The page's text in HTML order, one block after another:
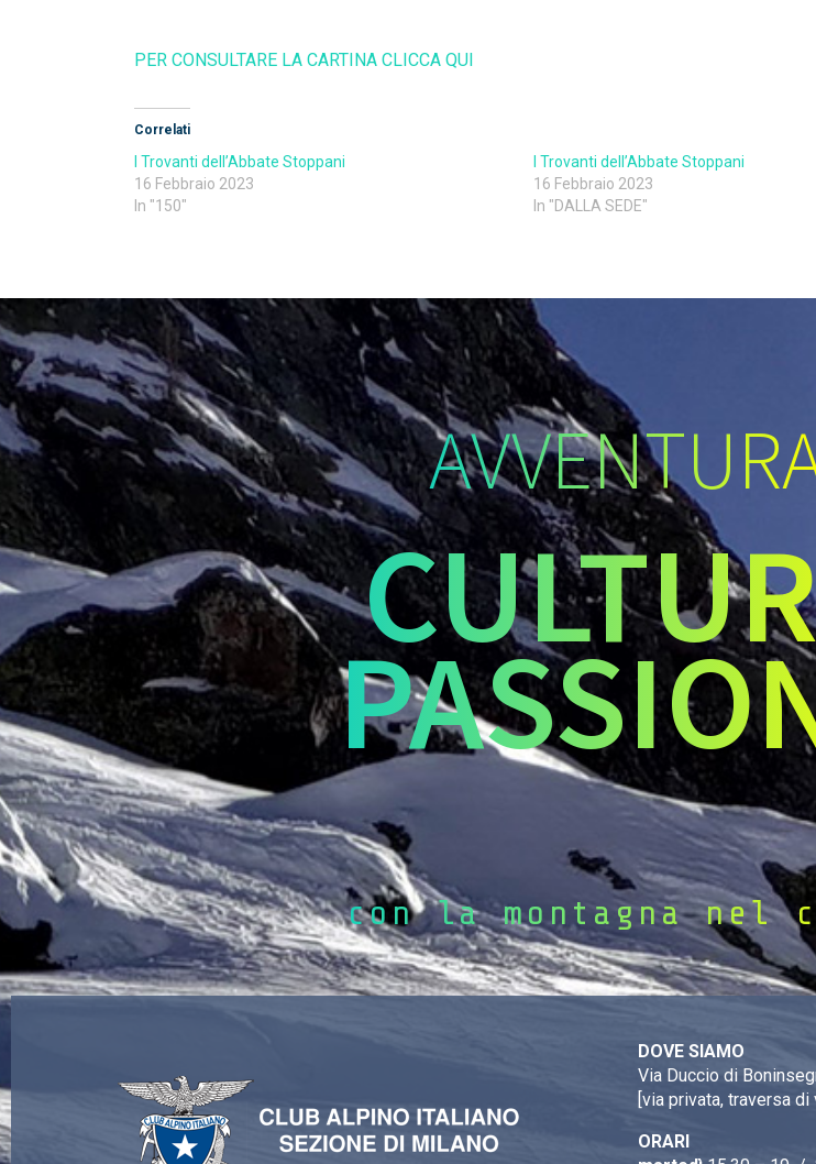
PER CONSULTARE LA CARTINA CLICCA QUI
Correlati
I Trovanti dell’Abbate Stoppani
16 Febbraio 2023
In "150"
I Trovanti dell’Abbate Stoppani
16 Febbraio 2023
In "DALLA SEDE"
con la montagna nel
DOVE SIAMO
Via Duccio di
[via privata, traversa di
ORARI